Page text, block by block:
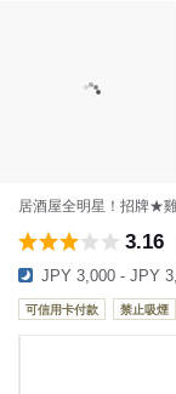
居酒屋全明星！招牌★
3.16
JPY 3,000 - JPY
可信用卡付款 禁止吸煙